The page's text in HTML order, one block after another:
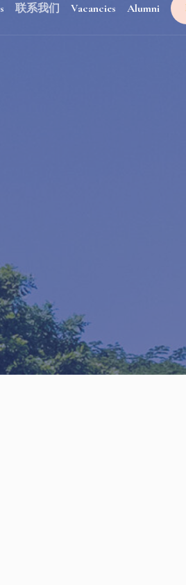
联系我们 Vacancies Alumni